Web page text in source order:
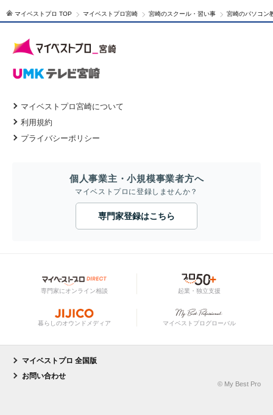
マイベストプロ TOP マイベストプロ宮崎 宮崎のスクール・習い事 宮崎のパソコン
マイベストプロ宮崎について
利用規約
プライバシーポリシー
個人事業主・小規模事業者方へ
マイベストプロに登録しませんか？
専門家登録はこちら
専門家にオンライン相談 起業・独立支援
暮らしのオウンドメディア マイベストプログローバル
マイベストプロ 全国版
お問い合わせ
© My Best Pro